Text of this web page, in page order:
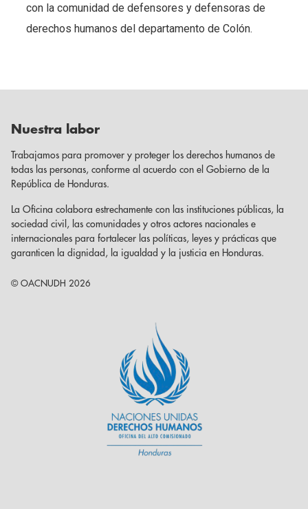
con la comunidad de defensores y defensoras de
derechos humanos del departamento de Colón.
Nuestra labor
Trabajamos para promover y proteger los derechos humanos de
todas las personas, conforme al acuerdo con el Gobierno de la
República de Honduras.
La Oficina colabora estrechamente con las instituciones públicas, la
sociedad civil, las comunidades y otros actores nacionales e
internacionales para fortalecer las políticas, leyes y prácticas que
garanticen la dignidad, la igualdad y la justicia en Honduras.
© OACNUDH 2026